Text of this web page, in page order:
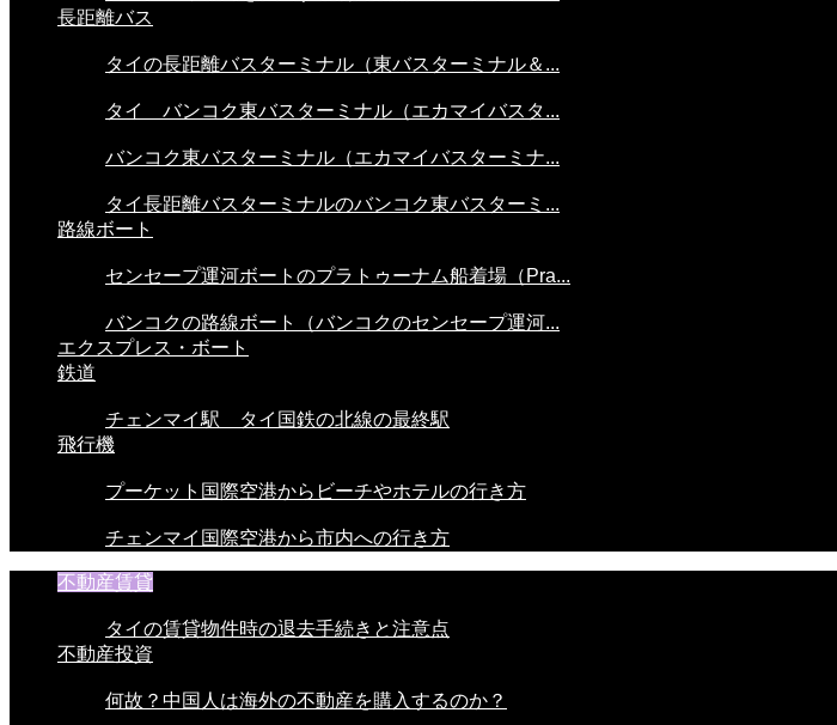
長距離バス
タイの長距離バスターミナル（東バスターミナル＆...
タイ バンコク東バスターミナル（エカマイバスタ...
バンコク東バスターミナル（エカマイバスターミナ...
タイ長距離バスターミナルのバンコク東バスターミ...
路線ボート
センセープ運河ボートのプラトゥーナム船着場（Pra...
バンコクの路線ボート（バンコクのセンセープ運河...
エクスプレス・ボート
鉄道
チェンマイ駅 タイ国鉄の北線の最終駅
飛行機
プーケット国際空港からビーチやホテルの行き方
チェンマイ国際空港から市内への行き方
不動産賃貸
タイの賃貸物件時の退去手続きと注意点
不動産投資
何故？中国人は海外の不動産を購入するのか？